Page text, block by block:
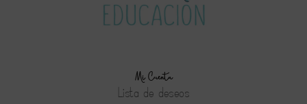
Mi Cuenta
Lista de deseos